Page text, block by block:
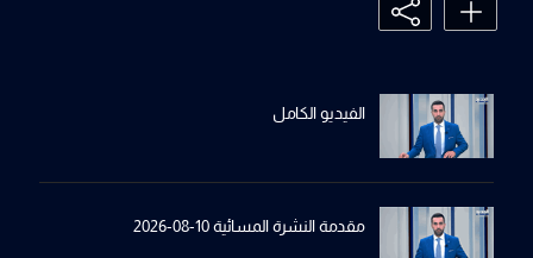
الفيديو الكامل
مقدمة النشرة المسائية 10-08-2026